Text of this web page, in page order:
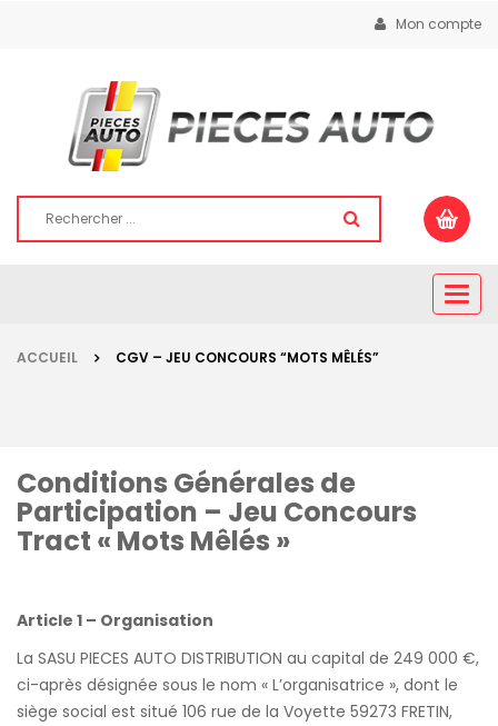
Mon compte
ACCUEIL CGV – JEU CONCOURS “MOTS MÊLÉS”
Conditions Générales de
Participation – Jeu Concours
Tract « Mots Mêlés »
Article 1 – Organisation
La SASU PIECES AUTO DISTRIBUTION au capital de 249 000 €,
ci-après désignée sous le nom « L’organisatrice », dont le
siège social est situé 106 rue de la Voyette 59273 FRETIN,